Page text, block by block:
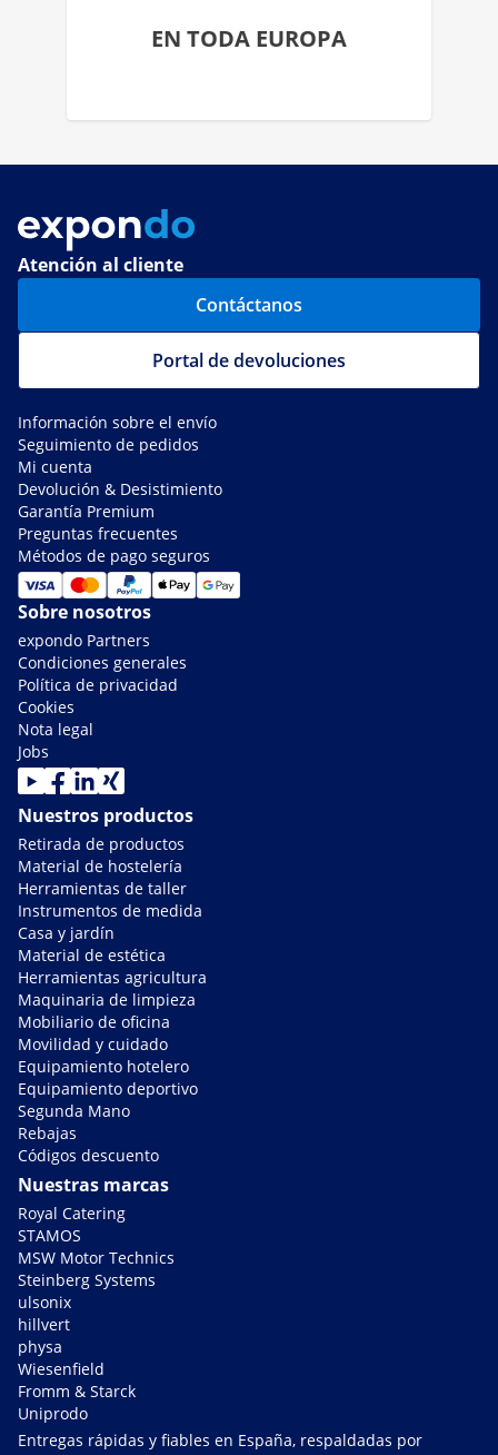
EN TODA EUROPA
Atención al cliente
Contáctanos
Portal de devoluciones
Información sobre el envío
Seguimiento de pedidos
Mi cuenta
Devolución & Desistimiento
Garantía Premium
Preguntas frecuentes
Métodos de pago seguros
Sobre nosotros
expondo Partners
Condiciones generales
Política de privacidad
Cookies
Nota legal
Jobs
Nuestros productos
Retirada de productos
Material de hostelería
Herramientas de taller
Instrumentos de medida
Casa y jardín
Material de estética
Herramientas agricultura
Maquinaria de limpieza
Mobiliario de oficina
Movilidad y cuidado
Equipamiento hotelero
Equipamiento deportivo
Segunda Mano
Rebajas
Códigos descuento
Nuestras marcas
Royal Catering
STAMOS
MSW Motor Technics
Steinberg Systems
ulsonix
hillvert
physa
Wiesenfield
Fromm & Starck
Uniprodo
Entregas rápidas y fiables en España, respaldadas por